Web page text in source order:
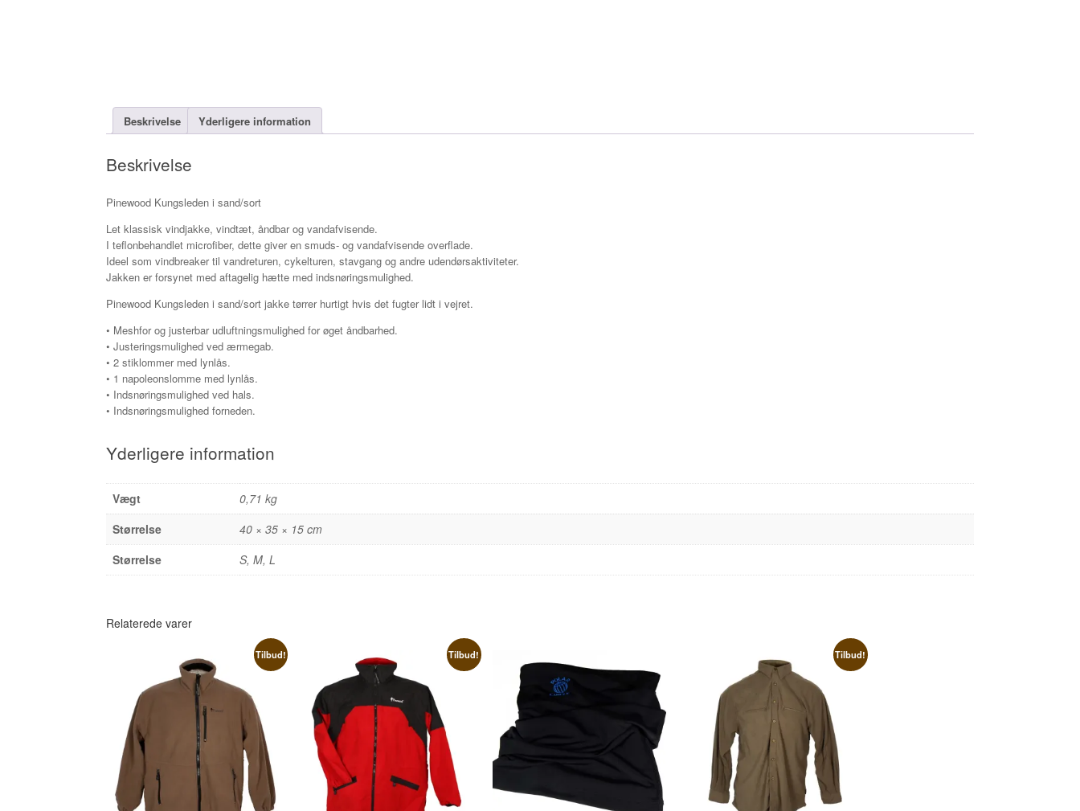
Beskrivelse Yderligere information
Beskrivelse
Pinewood Kungsleden i sand/sort
Let klassisk vindjakke, vindtæt, åndbar og vandafvisende.
I teflonbehandlet microfiber, dette giver en smuds- og vandafvisende overflade.
Ideel som vindbreaker til vandreturen, cykelturen, stavgang og andre udendørsaktiviteter.
Jakken er forsynet med aftagelig hætte med indsnøringsmulighed.
Pinewood Kungsleden i sand/sort jakke tørrer hurtigt hvis det fugter lidt i vejret.
• Meshfor og justerbar udluftningsmulighed for øget åndbarhed.
• Justeringsmulighed ved ærmegab.
• 2 stiklommer med lynlås.
• 1 napoleonslomme med lynlås.
• Indsnøringsmulighed ved hals.
• Indsnøringsmulighed forneden.
Yderligere information
Vægt
0,71 kg
Størrelse
40 × 35 × 15 cm
Størrelse
S, M, L
Relaterede varer
Tilbud! Tilbud! Tilbud!